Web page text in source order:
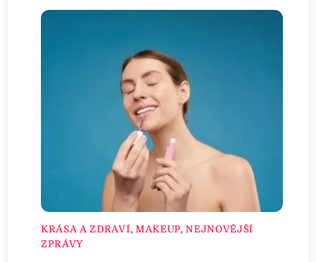
KRÁSA A ZDRAVÍ, MAKEUP,NEJNOVĚJŠÍ
ZPRÁVY